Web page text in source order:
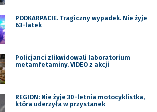
PODKARPACIE. Tragiczny wypadek. Nie żyje
63-latek
Policjanci zlikwidowali laboratorium
metamfetaminy. VIDEO z akcji
REGION: Nie żyje 30-letnia motocyklistka,
która uderzyła w przystanek